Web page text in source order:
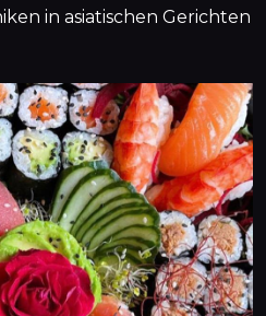
in asiatischen Gerichten